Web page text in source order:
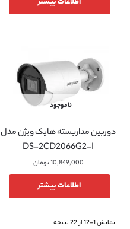
ناموجود
دوربین مداربسته هایک ویژن مدل
DS-2CD2066G2-I
10,849,000تومان
اطلاعات بیشتر
نمایش 1–12 از 22 نتیجه